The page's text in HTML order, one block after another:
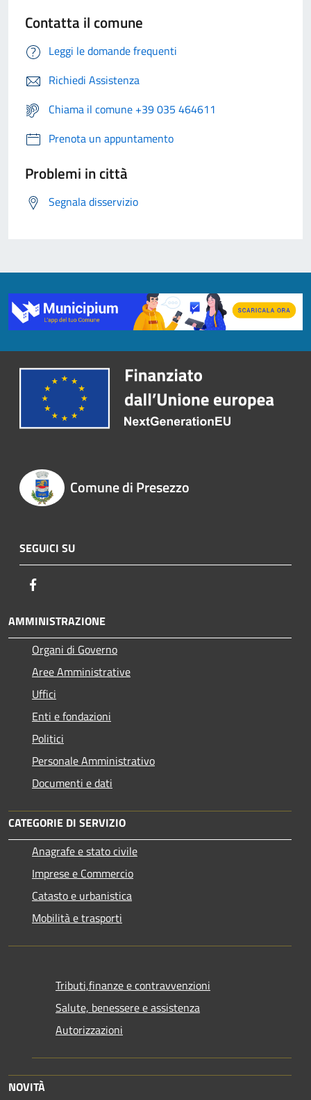
Contatta il comune
Leggi le domande frequenti
Richiedi Assistenza
Chiama il comune +39 035 464611
Prenota un appuntamento
Problemi in città
Segnala disservizio
Comune di Presezzo
SEGUICI SU
AMMINISTRAZIONE
Organi di Governo
Aree Amministrative
Uffici
Enti e fondazioni
Politici
Personale Amministrativo
Documenti e dati
CATEGORIE DI SERVIZIO
Anagrafe e stato civile
Imprese e Commercio
Catasto e urbanistica
Mobilità e trasporti
Tributi,finanze e contravvenzioni
Salute, benessere e assistenza
Autorizzazioni
NOVITÀ